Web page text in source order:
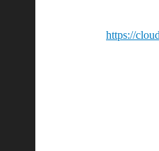
https://